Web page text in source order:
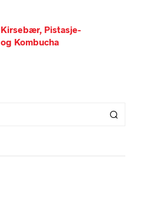
Kirsebær, Pistasje-
og Kombucha